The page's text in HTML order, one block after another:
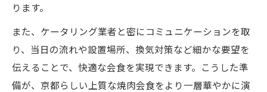
紹介
焼肉とケータリング京都おしゃれ体験を両
立
ります。
また、ケータリング業者と密にコミュニケーションを取
り、当日の流れや設置場所、換気対策など細かな要望を
伝えることで、快適な会食を実現できます。こうした準
備が、京都らしい上質な焼肉会食をより一層華やかに演